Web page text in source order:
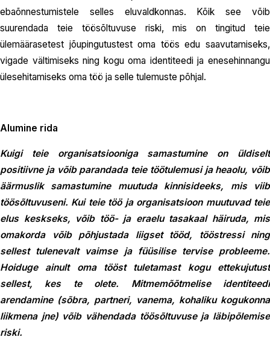
ebaõnnestumistele selles eluvaldkonnas. Kõik see võib
suurendada teie töösõltuvuse riski, mis on tingitud teie
ülemäärasetest jõupingutustest oma töös edu saavutamiseks,
vigade vältimiseks ning kogu oma identiteedi ja enesehinnangu
ülesehitamiseks oma töö ja selle tulemuste põhjal.
Alumine rida
Kuigi teie organisatsiooniga samastumine on üldiselt
positiivne ja võib parandada teie töötulemusi ja heaolu, võib
äärmuslik samastumine muutuda kinnisideeks, mis viib
töösõltuvuseni. Kui teie töö ja organisatsioon muutuvad teie
elus keskseks, võib töö- ja eraelu tasakaal häiruda, mis
omakorda võib põhjustada liigset tööd, tööstressi ning
sellest tulenevalt vaimse ja füüsilise tervise probleeme.
Hoiduge ainult oma tööst tuletamast kogu ettekujutust
sellest, kes te olete. Mitmemõõtmelise identiteedi
arendamine (sõbra, partneri, vanema, kohaliku kogukonna
liikmena jne) võib vähendada töösõltuvuse ja läbipõlemise
riski.